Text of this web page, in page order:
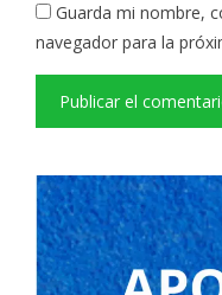
Guarda mi nombre,
navegador para la